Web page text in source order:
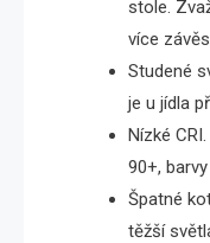
stole.
více
Studené
je u jídla
Nízké
90+,
Špatné
těžší